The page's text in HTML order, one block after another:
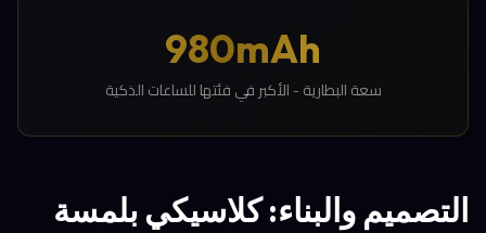
980mAh
سعة البطارية - الأكبر في فئتها للساعات الذكية
التصميم والبناء: كلاسيكي بلمسة